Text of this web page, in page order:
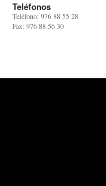
Teléfonos
Teléfono: 976 88 55 28
Fax: 976 88 56 30